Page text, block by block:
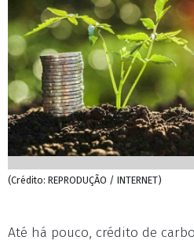
(Crédito: REPRODUÇÃO / INTERNET)
Até há pouco, crédito de